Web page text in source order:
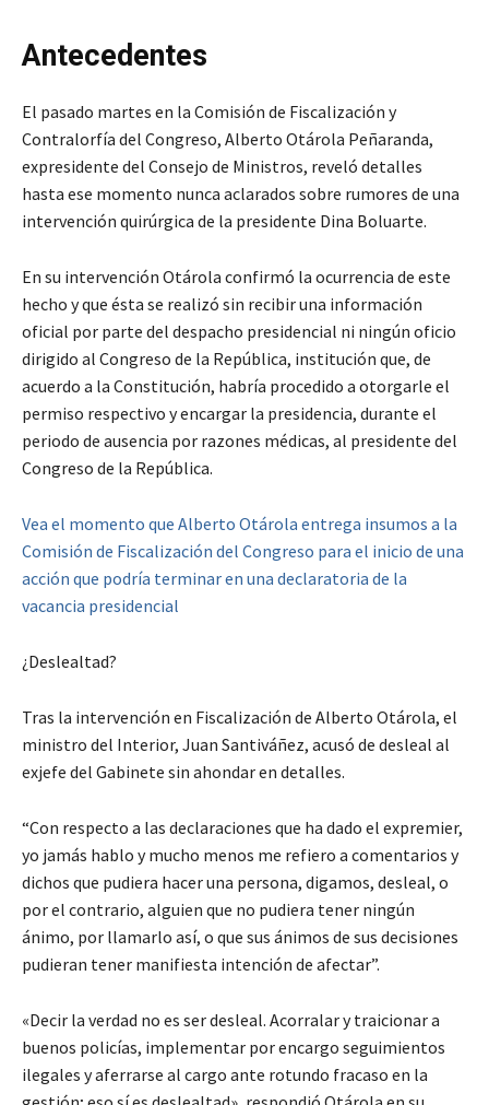
Antecedentes
El pasado martes en la Comisión de Fiscalización y
Contralorfía del Congreso, Alberto Otárola Peñaranda,
expresidente del Consejo de Ministros, reveló detalles
hasta ese momento nunca aclarados sobre rumores de una
intervención quirúrgica de la presidente Dina Boluarte.
En su intervención Otárola confirmó la ocurrencia de este
hecho y que ésta se realizó sin recibir una información
oficial por parte del despacho presidencial ni ningún oficio
dirigido al Congreso de la República, institución que, de
acuerdo a la Constitución, habría procedido a otorgarle el
permiso respectivo y encargar la presidencia, durante el
periodo de ausencia por razones médicas, al presidente del
Congreso de la República.
Vea el momento que Alberto Otárola entrega insumos a la
Comisión de Fiscalización del Congreso para el inicio de una
acción que podría terminar en una declaratoria de la
vacancia presidencial
¿Deslealtad?
Tras la intervención en Fiscalización de Alberto Otárola, el
ministro del Interior, Juan Santiváñez, acusó de desleal al
exjefe del Gabinete sin ahondar en detalles.
“Con respecto a las declaraciones que ha dado el expremier,
yo jamás hablo y mucho menos me refiero a comentarios y
dichos que pudiera hacer una persona, digamos, desleal, o
por el contrario, alguien que no pudiera tener ningún
ánimo, por llamarlo así, o que sus ánimos de sus decisiones
pudieran tener manifiesta intención de afectar”.
«Decir la verdad no es ser desleal. Acorralar y traicionar a
buenos policías, implementar por encargo seguimientos
ilegales y aferrarse al cargo ante rotundo fracaso en la